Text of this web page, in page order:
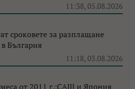
11:38, 05.08.2026
сроковете за разплащане
България
11:18, 03.08.2026
от 2011 г.:САЩ и Япония